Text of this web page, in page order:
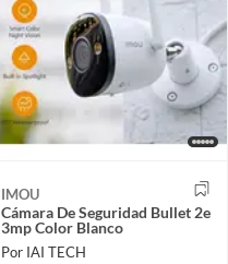
IMOU
Cámara De Seguridad Bullet 2e
3mp Color Blanco
Por IAI TECH